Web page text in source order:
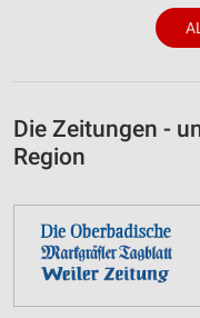
Die Zeitungen -
Region